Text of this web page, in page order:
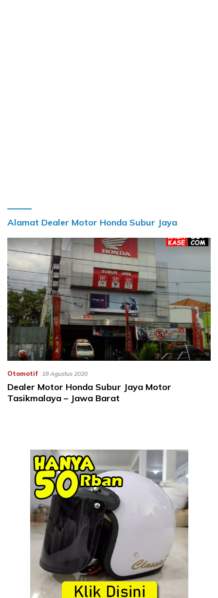
Alamat Dealer Motor Honda Subur Jaya
Otomotif 18 Agustus 2020
Dealer Motor Honda Subur Jaya Motor
Tasikmalaya – Jawa Barat